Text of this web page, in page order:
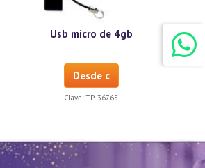
Usb micro de 4gb
Desde c
Clave:TP-36765